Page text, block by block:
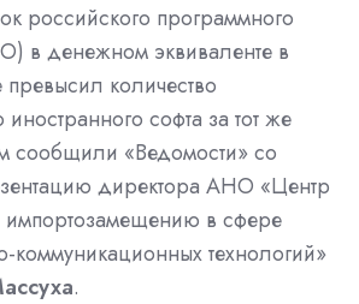
российского программного
в денежном эквиваленте в
количество
софта за тот же
сообщили «Ведомости» со
директора АНО «Центр
импортозамещению в сфере
технологий»
.